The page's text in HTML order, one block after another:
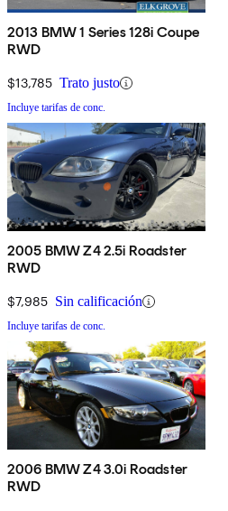
2013 BMW 1 Series 128i Coupe
RWD
$13,785 Trato justo
Incluye tarifas de conc.
2005 BMW Z4 2.5i Roadster
RWD
$7,985 Sin calificación
Incluye tarifas de conc.
2006 BMW Z4 3.0i Roadster
RWD